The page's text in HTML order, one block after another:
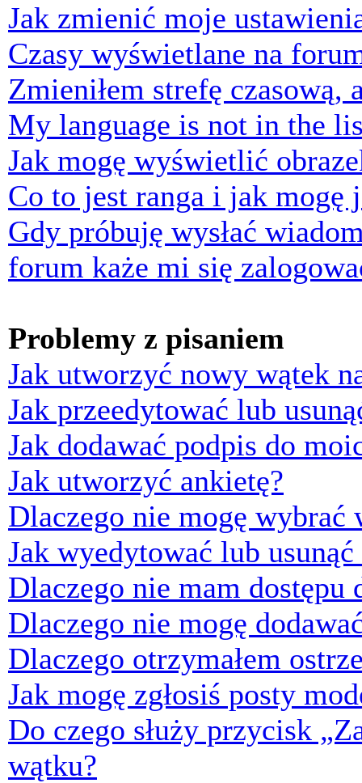
Jak zmienić moje
Czasy wyświetlane na
Zmieniłem strefę czasową,
My language is not in the
Jak mogę wyświetlić
Co to jest ranga i jak mogę
Gdy próbuję wysłać
forum każe mi się
Problemy z pisaniem
Jak utworzyć nowy wątek
Jak przeedytować lub
Jak dodawać podpis do
Jak utworzyć ankietę?
Dlaczego nie mogę wybrać
Jak wyedytować lub usunąć
Dlaczego nie mam dostępu
Dlaczego nie mogę
Dlaczego otrzymałem
Jak mogę zgłosiś posty
Do czego służy przycisk
wątku?